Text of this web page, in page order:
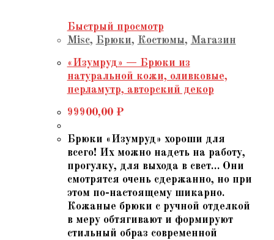
Быстрый просмотр
Misc, Брюки, Костюмы, Магазин
«Изумруд» — Брюки из
натуральной кожи, оливковые,
перламутр, авторский декор
99900,00 ₽
Брюки «Изумруд» хороши для
всего! Их можно надеть на работу,
прогулку, для выхода в свет… Они
смотрятся очень сдержанно, но при
этом по-настоящему шикарно.
Кожаные брюки с ручной отделкой
в меру обтягивают и формируют
стильный образ современной